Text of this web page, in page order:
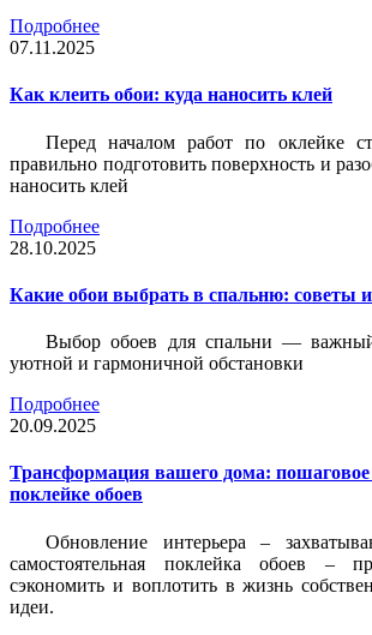
Подробнее
07.11.2025
Как клеить обои: куда наносить клей
Перед началом работ по оклейке
правильно подготовить поверхность и
наносить клей
Подробнее
28.10.2025
Какие обои выбрать в спальню: советы
Выбор обоев для спальни —
уютной и гармоничной обстановки
Подробнее
20.09.2025
Трансформация вашего дома: пошаговое
поклейке обоев
Обновление интерьера –
самостоятельная поклейка обоев –
сэкономить и воплотить в жизнь
идеи.